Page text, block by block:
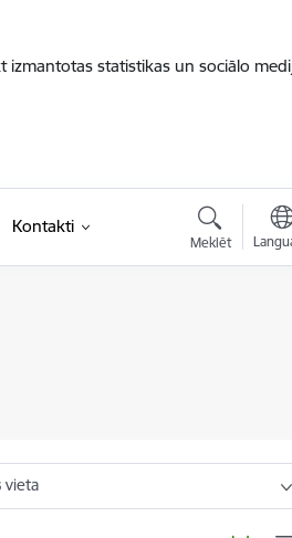
statistikas un sociālo
Kontakti
Meklēt
vieta